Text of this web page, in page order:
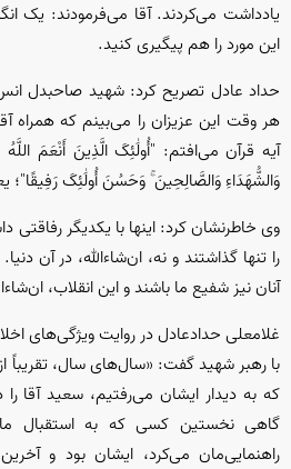
یادداشت می‌کردند. آقا می‌فرمودند: یک
این مورد را هم پیگیری کنید.
حداد عادل تصریح کرد: شهید صاحبدل انس
هر وقت این عزیزان را می‌بینم که همراه
آیه قرآن می‌افتم: "أُولَٰئِکَ الَّذِینَ أَنْعَمَ
وَالشُّهَدَاءِ وَالصَّالِحِینَ ۚ وَحَسُنَ أُولَٰئِکَ
وی خاطرنشان کرد: اینها با یکدیگر رفاقتی
را تنها گذاشتند و نه، ان‌شاءالله، در آن
آنان نیز شفیع ما باشند و این انقلاب،
غلامعلی حدادعادل در روایت ویژگی‌های
با رهبر شهید گفت: «سال‌های سال، تقریباً
که به دیدار ایشان می‌رفتیم، سعید آقا را
گاهی نخستین کسی که به استقبال ما
راهنمایی‌مان می‌کرد، ایشان بود و